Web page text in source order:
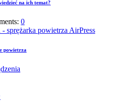
na ich temat?
0
powietrza